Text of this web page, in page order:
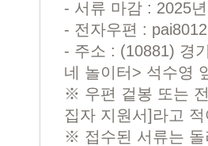
- 서류 마감 : 2025
- 전자우편 :
- 주소 : (10881) 경
네 놀이터> 석수영
※ 우편 겉봉 또는
집자 지원서]라고
※ 접수된 서류는 돌